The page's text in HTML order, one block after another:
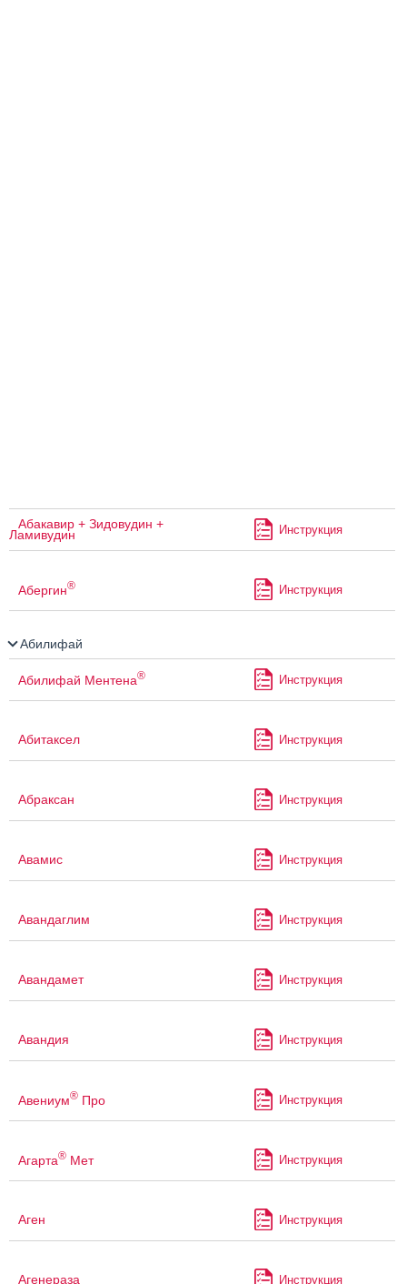
Абакавир + Зидовудин +
Ламивудин Инструкция
Абергин® Инструкция
Абилифай
Абилифай Ментена® Инструкция
Абитаксел Инструкция
Абраксан Инструкция
Авамис Инструкция
Авандаглим Инструкция
Авандамет Инструкция
Авандия Инструкция
Авениум® Про Инструкция
Агарта® Мет Инструкция
Аген Инструкция
Агенераза Инструкция